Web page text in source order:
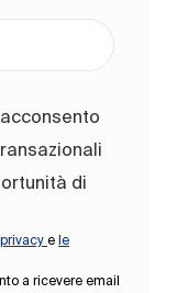
di
e le
a ricevere email